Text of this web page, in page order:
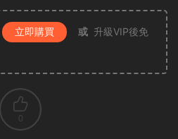
立即購買 或 升級VIP後免
0